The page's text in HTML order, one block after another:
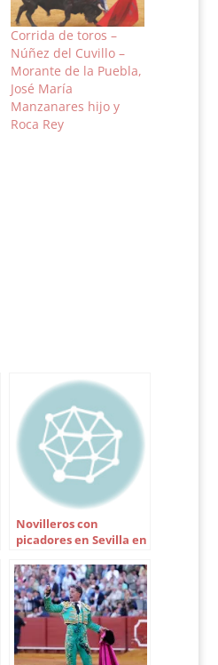
Corrida de toros –
Núñez del Cuvillo –
Morante de la Puebla,
José María
Manzanares hijo y
Roca Rey
Novilleros con
picadores en Sevilla en